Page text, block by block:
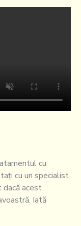
cu
cu un specialist
dacă acest
Iată